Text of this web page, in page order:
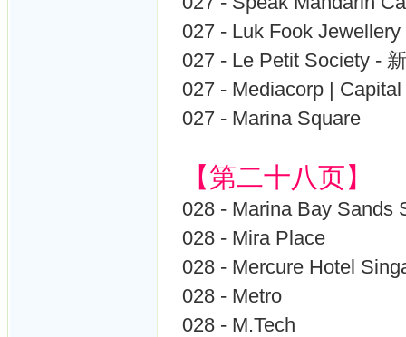
027 - Luk Fook
027 - Le Petit Society -
027 - Mediacorp | Capital
027 - Marina Square
【第二十八页】
028 - Marina Bay Sands
028 - Mira Place
028 - Mercure Hotel
028 - Metro
028 - M.Tech